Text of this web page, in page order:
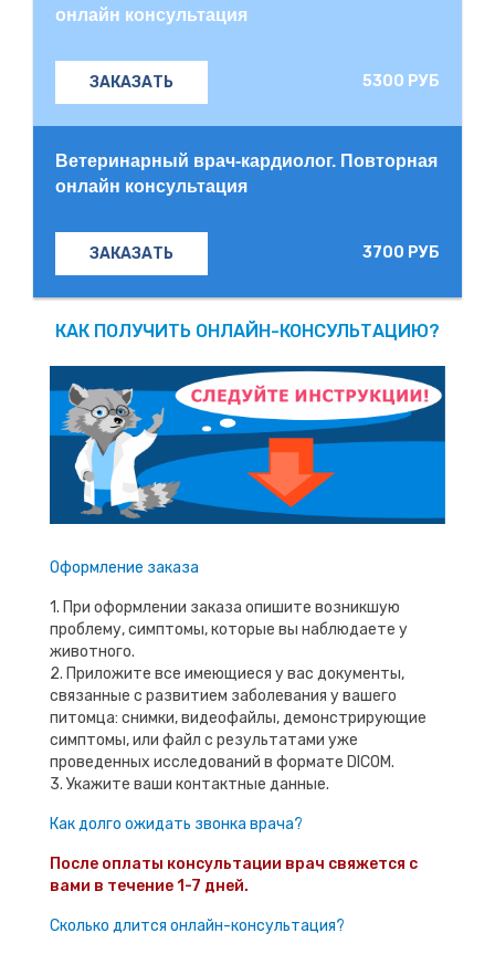
онлайн консультация
ЗАКАЗАТЬ 5300 РУБ
Ветеринарный врач-кардиолог. Повторная
онлайн консультация
ЗАКАЗАТЬ 3700 РУБ
КАК ПОЛУЧИТЬ ОНЛАЙН-КОНСУЛЬТАЦИЮ?
Оформление заказа
1. При оформлении заказа опишите возникшую
проблему, симптомы, которые вы наблюдаете у
животного.
2. Приложите все имеющиеся у вас документы,
связанные с развитием заболевания у вашего
питомца: снимки, видеофайлы, демонстрирующие
симптомы, или файл с результатами уже
проведенных исследований в формате DICOM.
3. Укажите ваши контактные данные.
Как долго ожидать звонка врача?
После оплаты консультации врач свяжется с
вами в течение 1-7 дней.
Сколько длится онлайн-консультация?